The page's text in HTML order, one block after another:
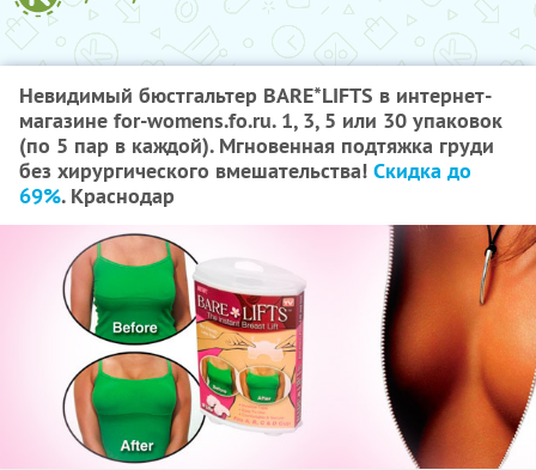
Невидимый бюстгальтер BARE*LIFTS в интернет-
магазине for-womens.fo.ru. 1, 3, 5 или 30 упаковок
(по 5 пар в каждой). Мгновенная подтяжка груди
без хирургического вмешательства! Скидка до
69%. Краснодар